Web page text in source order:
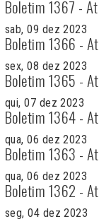
Boletim 1367 -
sab, 09 dez 2023
Boletim 1366 -
sex, 08 dez 2023
Boletim 1365 -
qui, 07 dez 2023
Boletim 1364 -
qua, 06 dez 2023
Boletim 1363 -
qua, 06 dez 2023
Boletim 1362 -
seg, 04 dez 2023